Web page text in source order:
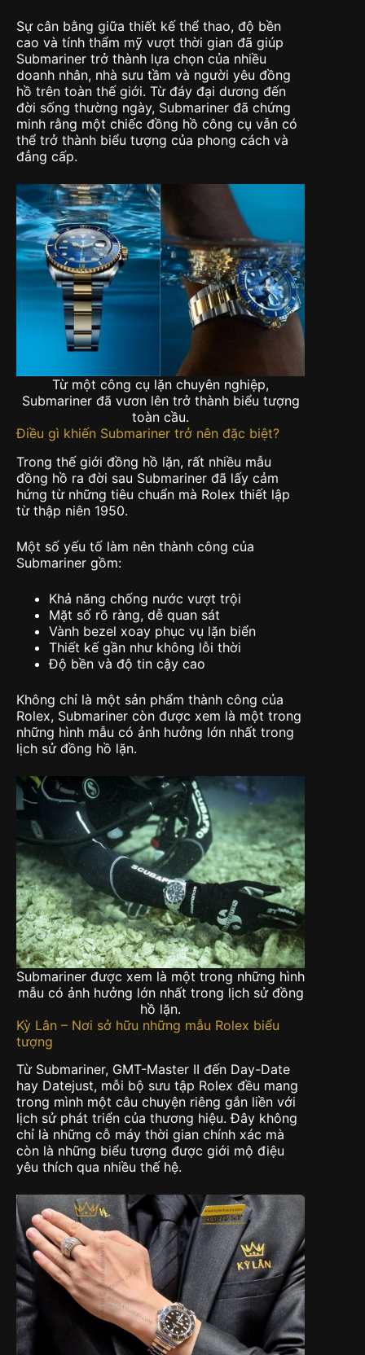
Sự cân bằng giữa thiết kế thể thao, độ bền
cao và tính thẩm mỹ vượt thời gian đã giúp
Submariner trở thành lựa chọn của nhiều
doanh nhân, nhà sưu tầm và người yêu đồng
hồ trên toàn thế giới. Từ đáy đại dương đến
đời sống thường ngày, Submariner đã chứng
minh rằng một chiếc đồng hồ công cụ vẫn có
thể trở thành biểu tượng của phong cách và
đẳng cấp.
Từ một công cụ lặn chuyên nghiệp,
Submariner đã vươn lên trở thành biểu tượng
toàn cầu.
Điều gì khiến Submariner trở nên đặc biệt?
Trong thế giới đồng hồ lặn, rất nhiều mẫu
đồng hồ ra đời sau Submariner đã lấy cảm
hứng từ những tiêu chuẩn mà Rolex thiết lập
từ thập niên 1950.
Một số yếu tố làm nên thành công của
Submariner gồm:
Khả năng chống nước vượt trội
Mặt số rõ ràng, dễ quan sát
Vành bezel xoay phục vụ lặn biển
Thiết kế gần như không lỗi thời
Độ bền và độ tin cậy cao
Không chỉ là một sản phẩm thành công của
Rolex, Submariner còn được xem là một trong
những hình mẫu có ảnh hưởng lớn nhất trong
lịch sử đồng hồ lặn.
Submariner được xem là một trong những hình
mẫu có ảnh hưởng lớn nhất trong lịch sử đồng
hồ lặn.
Kỳ Lân – Nơi sở hữu những mẫu Rolex biểu
tượng
Từ Submariner, GMT-Master II đến Day-Date
hay Datejust, mỗi bộ sưu tập Rolex đều mang
trong mình một câu chuyện riêng gắn liền với
lịch sử phát triển của thương hiệu. Đây không
chỉ là những cỗ máy thời gian chính xác mà
còn là những biểu tượng được giới mộ điệu
yêu thích qua nhiều thế hệ.